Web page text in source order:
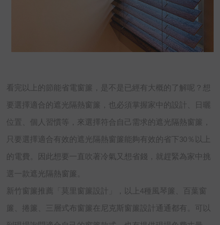
看完以上的節能省電窗簾，是不是已經有大概的了解呢？想
要選擇適合的遮光隔熱窗簾，也必須掌握家中的設計、日曬
位置、個人習慣等，來選擇符合自己需求的遮光隔熱窗簾，
只要選擇適合有效的遮光隔熱窗簾能夠有效的省下30％以上
的電費。因此想要一直吹著冷氣又想省錢，就趕緊為家中挑
選一款遮光隔熱窗簾。
新竹窗簾推薦「莫里窗簾設計」，以上4種風琴簾、百葉窗
簾、捲簾、三層式布窗簾在尼克斯窗簾設計通通都有。可以